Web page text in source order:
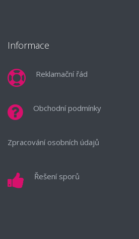
Informace
Reklamační řád
Obchodní podmínky
Zpracování osobních údajů
Řešení sporů